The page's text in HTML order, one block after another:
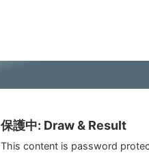
保護中: Draw & Result
This content is password